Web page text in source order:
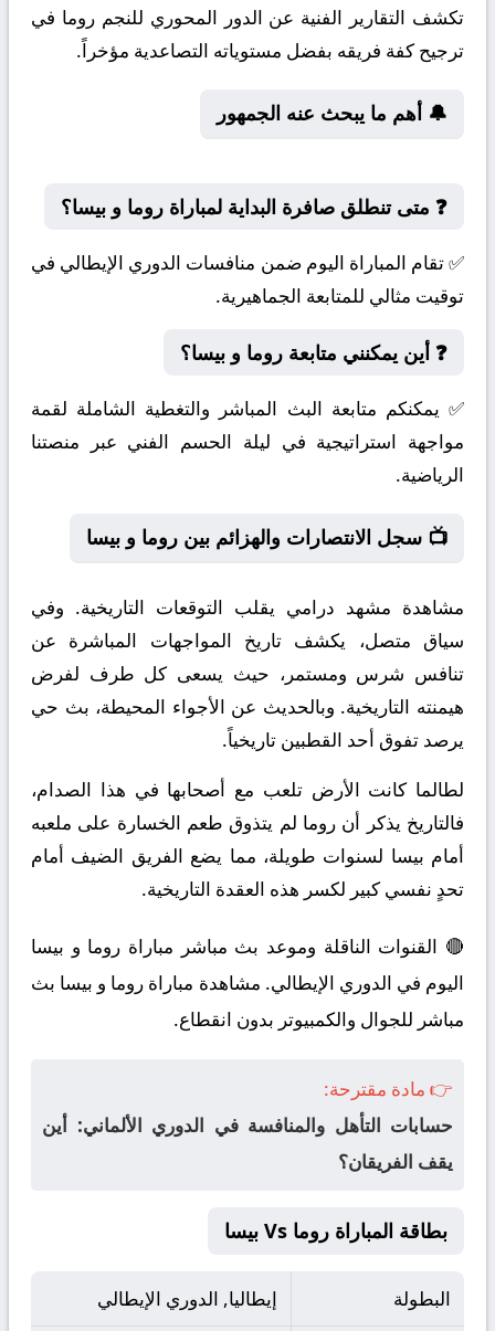
تكشف التقارير الفنية عن الدور المحوري للنجم روما في
ترجيح كفة فريقه بفضل مستوياته التصاعدية مؤخراً.
🔔 أهم ما يبحث عنه الجمهور
❓ متى تنطلق صافرة البداية لمباراة روما و بيسا؟
✅ تقام المباراة اليوم ضمن منافسات الدوري الإيطالي في
توقيت مثالي للمتابعة الجماهيرية.
❓ أين يمكنني متابعة روما و بيسا؟
✅ يمكنكم متابعة البث المباشر والتغطية الشاملة لقمة
مواجهة استراتيجية في ليلة الحسم الفني عبر منصتنا
الرياضية.
📺 سجل الانتصارات والهزائم بين روما و بيسا
مشاهدة مشهد درامي يقلب التوقعات التاريخية. وفي
سياق متصل، يكشف تاريخ المواجهات المباشرة عن
تنافس شرس ومستمر، حيث يسعى كل طرف لفرض
هيمنته التاريخية. وبالحديث عن الأجواء المحيطة، بث حي
يرصد تفوق أحد القطبين تاريخياً.
لطالما كانت الأرض تلعب مع أصحابها في هذا الصدام،
فالتاريخ يذكر أن روما لم يتذوق طعم الخسارة على ملعبه
أمام بيسا لسنوات طويلة، مما يضع الفريق الضيف أمام
تحدٍ نفسي كبير لكسر هذه العقدة التاريخية.
🔴 القنوات الناقلة وموعد بث مباشر مباراة روما و بيسا
اليوم في الدوري الإيطالي. مشاهدة مباراة روما و بيسا بث
مباشر للجوال والكمبيوتر بدون انقطاع.
👉 مادة مقترحة:
حسابات التأهل والمنافسة في الدوري الألماني: أين
يقف الفريقان؟
بطاقة المباراة روما Vs بيسا
البطولة إيطاليا, الدوري الإيطالي